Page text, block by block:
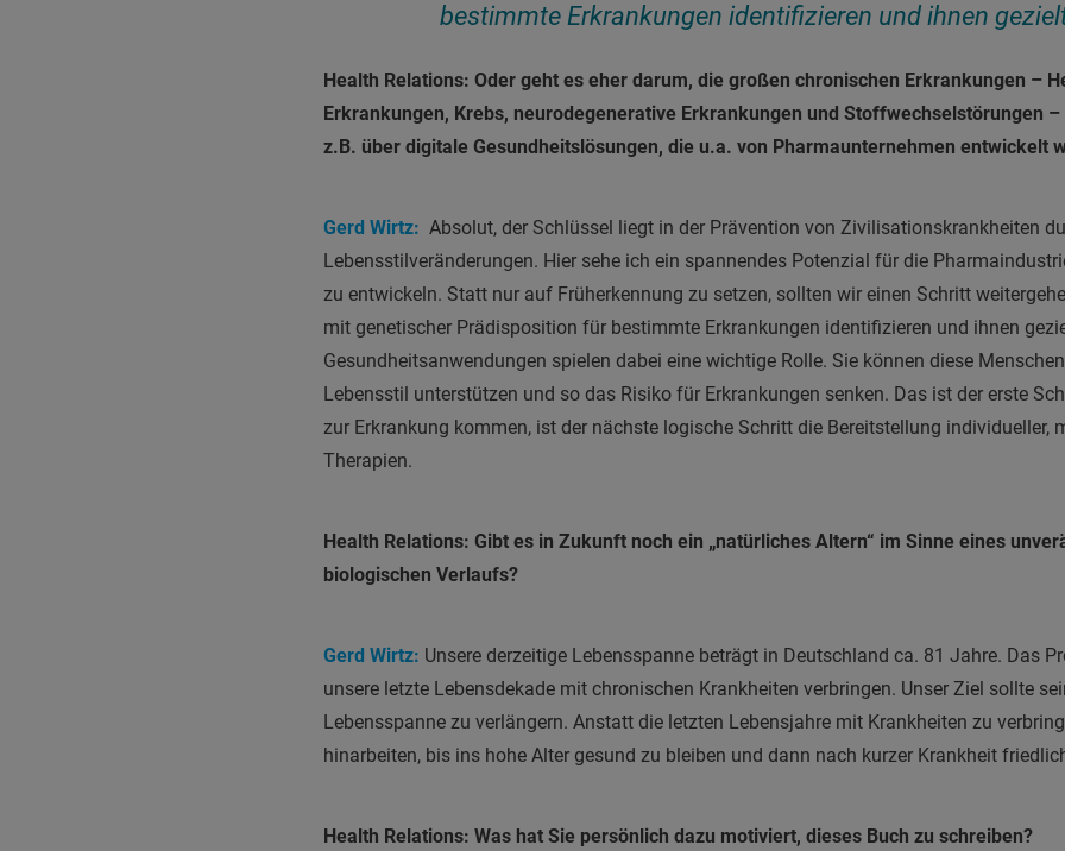
bestimmte Erkrankungen identifizieren und ihnen
Health Relations: Oder geht es eher darum, die großen chronischen Erkrankungen –
Erkrankungen, Krebs, neurodegenerative Erkrankungen und Stoffwechselstörungen –
z.B. über digitale Gesundheitslösungen, die u.a. von Pharmaunternehmen entwickelt
Gerd Wirtz: Absolut, der Schlüssel liegt in der Prävention von Zivilisationskrankheiten
Lebensstilveränderungen. Hier sehe ich ein spannendes Potenzial für die
zu entwickeln. Statt nur auf Früherkennung zu setzen, sollten wir einen Schritt
mit genetischer Prädisposition für bestimmte Erkrankungen identifizieren und ihnen
Gesundheitsanwendungen spielen dabei eine wichtige Rolle. Sie können diese
Lebensstil unterstützen und so das Risiko für Erkrankungen senken. Das ist der erste
zur Erkrankung kommen, ist der nächste logische Schritt die Bereitstellung individueller,
Therapien.
Health Relations: Gibt es in Zukunft noch ein „natürliches Altern“ im Sinne eines
biologischen Verlaufs?
Gerd Wirtz: Unsere derzeitige Lebensspanne beträgt in Deutschland ca. 81 Jahre. Das
unsere letzte Lebensdekade mit chronischen Krankheiten verbringen. Unser Ziel sollte
Lebensspanne zu verlängern. Anstatt die letzten Lebensjahre mit Krankheiten zu
hinarbeiten, bis ins hohe Alter gesund zu bleiben und dann nach kurzer Krankheit
Health Relations: Was hat Sie persönlich dazu motiviert, dieses Buch zu schreiben?